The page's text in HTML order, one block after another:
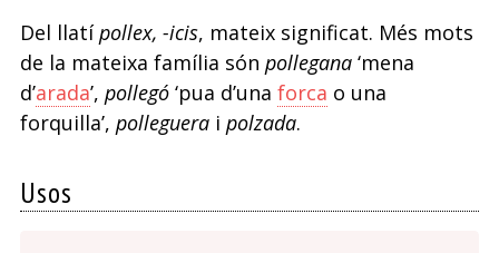
Del llatípollex, -icis, mateix significat. Més mots
de la mateixa família són pollegana‘mena
d’arada’, pollegó‘pua d’una forca o una
forquilla’, polleguerai polzada.
Usos